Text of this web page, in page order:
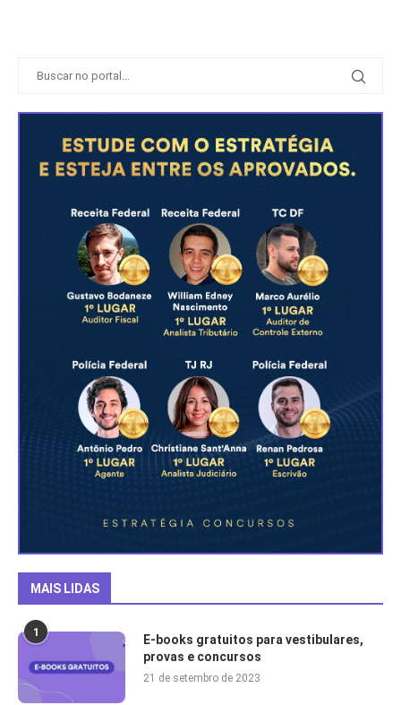
MAIS LIDAS
1
E-books gratuitos para vestibulares,
provas e concursos
21 de setembro de 2023